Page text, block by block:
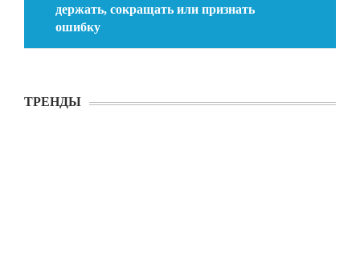
держать, сокращать или признать
ошибку
ТРЕНДЫ